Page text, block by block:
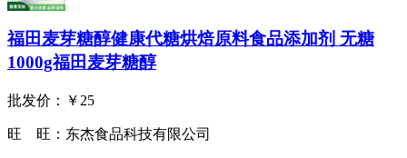
福田麦芽糖醇健康代糖烘焙原料食品添加剂 无糖
1000g福田麦芽糖醇
批发价： ￥25
旺 旺： 东杰食品科技有限公司